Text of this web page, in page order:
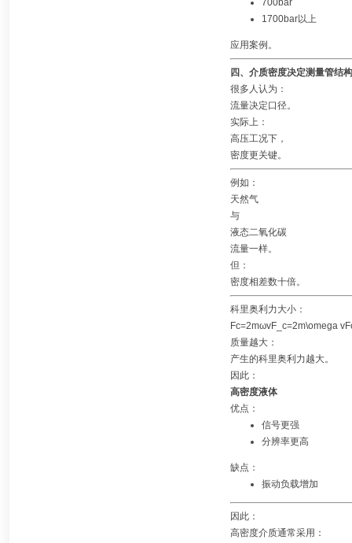
700bar
1700bar以上
应用案例。
四、介质密度决定测量管结构
很多人认为：
流量决定口径。
实际上：
高压工况下，
密度更关键。
例如：
天然气
与
液态二氧化碳
流量一样。
但：
密度相差数十倍。
科里奥利力大小：
Fc=2mωvF_c=2m\omega
质量越大：
产生的科里奥利力越大。
因此：
高密度液体
优点：
信号更强
分辨率更高
缺点：
振动负载增加
因此：
高密度介质通常采用：